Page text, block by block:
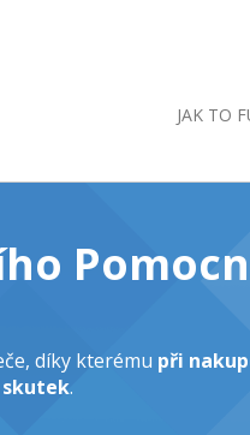
JAK TO
díky kterému při
.